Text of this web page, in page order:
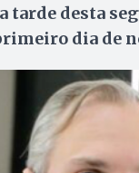
tarde desta
dia de